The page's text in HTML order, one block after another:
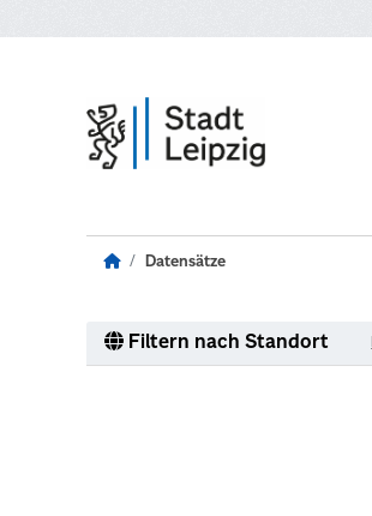
Datensätze
Filtern nach Standort